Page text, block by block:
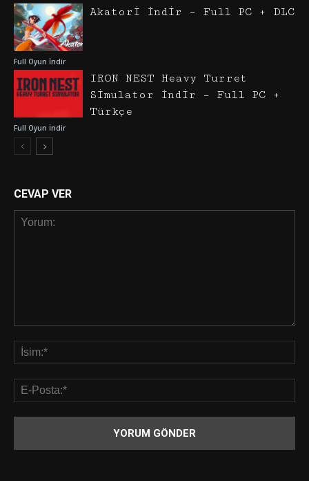
Full Oyun İndir
Akatori İndir – Full PC + DLC
Full Oyun İndir
IRON NEST Heavy Turret
Simulator İndir – Full PC +
Türkçe
CEVAP VER